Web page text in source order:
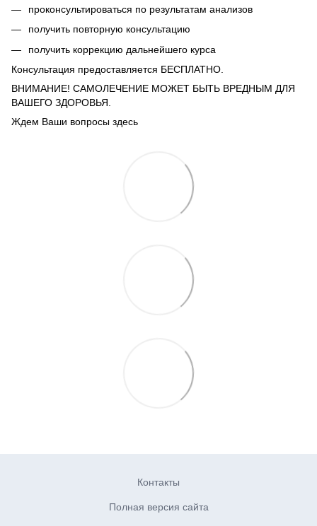
проконсультироваться по результатам анализов
получить повторную консультацию
получить коррекцию дальнейшего курса
Консультация предоставляется БЕСПЛАТНО.
ВНИМАНИЕ! САМОЛЕЧЕНИЕ МОЖЕТ БЫТЬ ВРЕДНЫМ ДЛЯ
ВАШЕГО ЗДОРОВЬЯ.
Ждем Ваши вопросы здесь
Контакты
Полная версия сайта